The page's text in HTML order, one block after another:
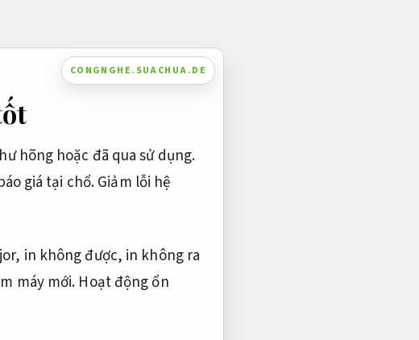
CONGNGHE.SUACHUA.DE
hõng hoặc đã qua sử dụng.
giá tại chổ.Giảm lỗi hệ
in không được, in không ra
máy mới. Hoạt động ổn